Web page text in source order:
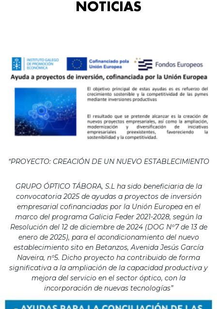
NOTICIAS
“PROYECTO: CREACIÓN DE UN NUEVO ESTABLECIMIENTO
GRUPO ÓPTICO TÁBORA, S.L ha sido beneficiaria de la
convocatoria 2025 de ayudas a proyectos de inversión
empresarial cofinanciadas por la Unión Europea en el
marco del programa Galicia Feder 2021-2028, según la
Resolución del 12 de diciembre de 2024 (DOG Nº7 de 13 de
enero de 2025), para el acondicionamiento del nuevo
establecimiento sito en Betanzos, Avenida Jesús García
Naveira, nº5. Dicho proyecto ha contribuido de forma
significativa a la ampliación de la capacidad productiva y
mejora del servicio en el sector óptico, con la
incorporación de nuevas tecnologías”